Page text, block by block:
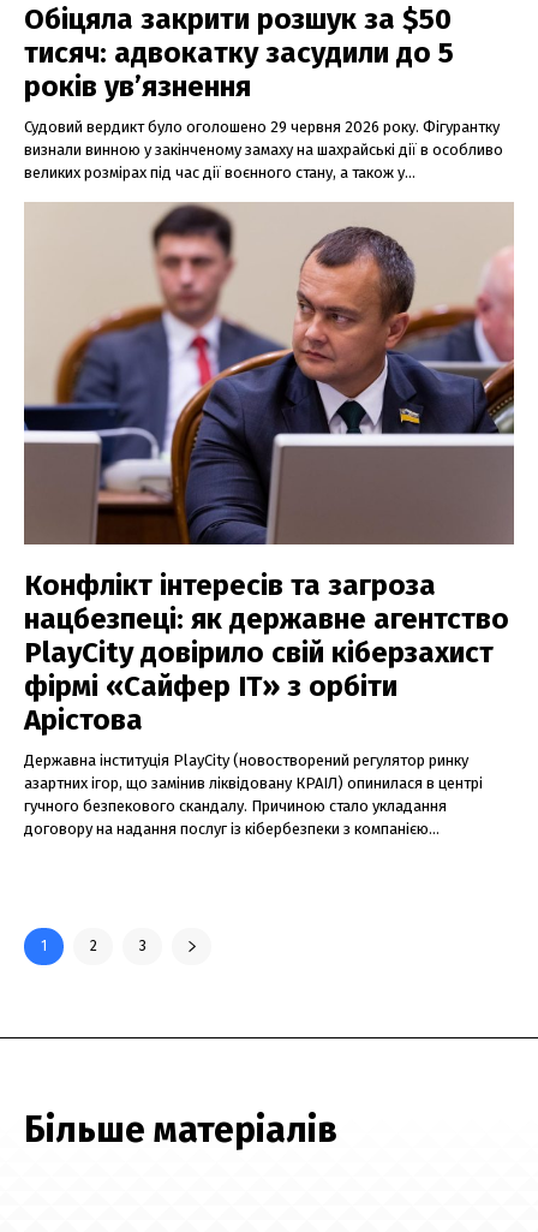
Обіцяла закрити розшук за $50
тисяч: адвокатку засудили до 5
років ув’язнення
Судовий вердикт було оголошено 29 червня 2026 року. Фігурантку
визнали винною у закінченому замаху на шахрайські дії в особливо
великих розмірах під час дії воєнного стану, а також у...
Конфлікт інтересів та загроза
нацбезпеці: як державне агентство
PlayCity довірило свій кіберзахист
фірмі «Сайфер ІТ» з орбіти
Арістова
Державна інституція PlayCity (новостворений регулятор ринку
азартних ігор, що замінив ліквідовану КРАІЛ) опинилася в центрі
гучного безпекового скандалу. Причиною стало укладання
договору на надання послуг із кібербезпеки з компанією...
1 2 3
Більше матеріалів